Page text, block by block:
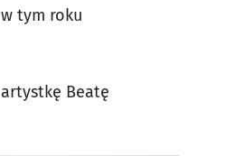
tym roku
Beatę